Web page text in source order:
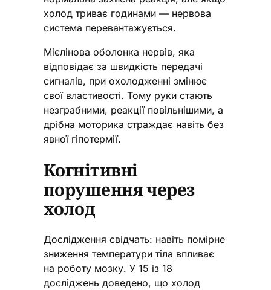
холод триває годинами — нервова
система перевантажується.
Мієлінова оболонка нервів, яка
відповідає за швидкість передачі
сигналів, при охолодженні змінює
свої властивості. Тому руки стають
незграбними, реакції повільнішими, а
дрібна моторика страждає навіть без
явної гіпотермії.
Когнітивні
порушення через
холод
Дослідження свідчать: навіть помірне
зниження температури тіла впливає
на роботу мозку. У 15 із 18
досліджень доведено, що холод